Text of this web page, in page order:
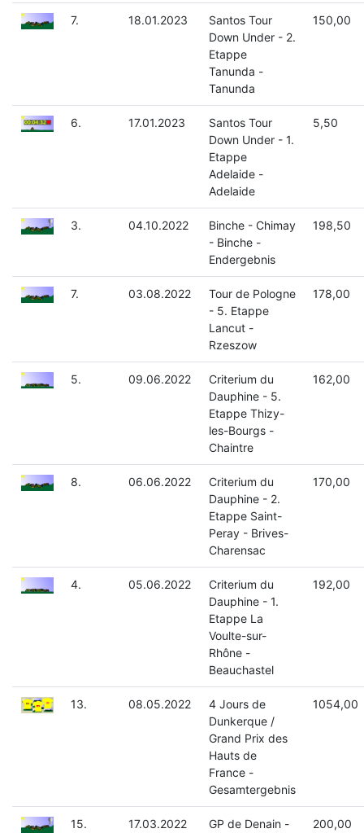
7. 18.01.2023
Santos Tour
Down Under - 2.
Etappe
Tanunda -
Tanunda
150,00
6. 17.01.2023
Santos Tour
Down Under - 1.
Etappe
Adelaide -
Adelaide
5,50
3. 04.10.2022
Binche - Chimay
- Binche -
Endergebnis
198,50
7. 03.08.2022
Tour de Pologne
- 5. Etappe
Lancut -
Rzeszow
178,00
5. 09.06.2022
Criterium du
Dauphine - 5.
Etappe Thizy-
les-Bourgs -
Chaintre
162,00
8. 06.06.2022
Criterium du
Dauphine - 2.
Etappe Saint-
Peray - Brives-
Charensac
170,00
4. 05.06.2022
Criterium du
Dauphine - 1.
Etappe La
Voulte-sur-
Rhône -
Beauchastel
192,00
13. 08.05.2022
4 Jours de
Dunkerque /
Grand Prix des
Hauts de
France -
Gesamtergebnis
1054,00
15. 17.03.2022 GP de Denain - 200,00